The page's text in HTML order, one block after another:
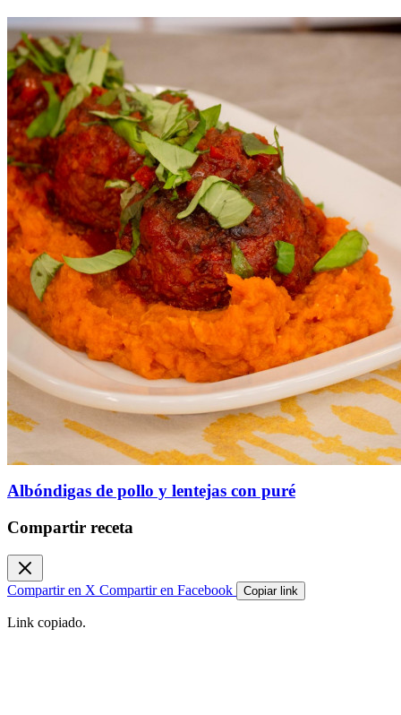
Albóndigas de pollo y lentejas con puré
Compartir receta
Compartir en X Compartir en Facebook Copiar link
Link copiado.